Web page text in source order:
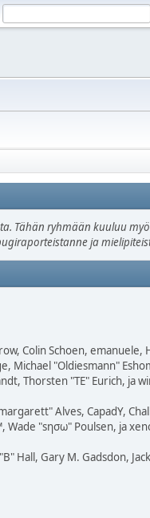
Tähän ryhmään kuuluu
ja
Colin Schoen, emanuele,
Michael "Oldiesmann"
Thorsten "TE" Eurich, ja
Alves, CapadY,
Wade "sησω" Poulsen, ja
Hall, Gary M. Gadsdon,